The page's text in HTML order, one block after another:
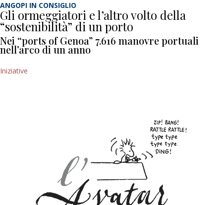
ANGOPI IN CONSIGLIO
Gli ormeggiatori e l’altro volto della
“sostenibilità” di un porto
Nei “ports of Genoa” 7.616 manovre portuali
nell’arco di un anno
Iniziative